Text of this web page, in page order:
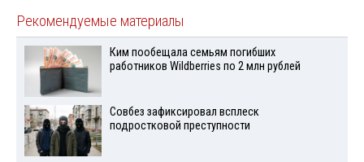
Рекомендуемые материалы
Ким пообещала семьям погибших
работников Wildberries по 2 млн рублей
Совбез зафиксировал всплеск
подростковой преступности